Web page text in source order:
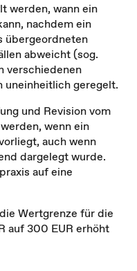
werden, wann ein
nachdem ein
übergeordneten
abweicht (sog.
verschiedenen
uneinheitlich geregelt.
und Revision vom
wenn ein
auch wenn
dargelegt wurde.
auf eine
Wertgrenze für die
auf 300 EUR erhöht